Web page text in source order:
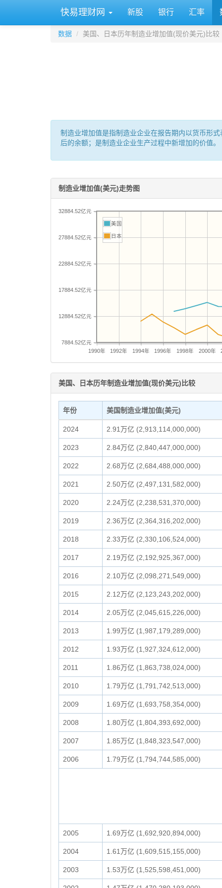
快易理财网 新股 银行 汇率
数据 美国、日本历年制造业增加值(现价美元)比较
制造业增加值是指制造业企业在报告期内以货币形
后的余额；是制造业企业生产过程中新增加的价值。
制造业增加值(美元)走势图
1990年 1992年 1994年 1996年 1998年 2000年
7884.52亿元
12884.52亿元
17884.52亿元
22884.52亿元
27884.52亿元
32884.52亿元
美国
日本
美国、日本历年制造业增加值(现价美元)比较
年份 美国制造业增加值(美元)
2024 2.91万亿 (2,913,114,000,000)
2023 2.84万亿 (2,840,447,000,000)
2022 2.68万亿 (2,684,488,000,000)
2021 2.50万亿 (2,497,131,582,000)
2020 2.24万亿 (2,238,531,370,000)
2019 2.36万亿 (2,364,316,202,000)
2018 2.33万亿 (2,330,106,524,000)
2017 2.19万亿 (2,192,925,367,000)
2016 2.10万亿 (2,098,271,549,000)
2015 2.12万亿 (2,123,243,202,000)
2014 2.05万亿 (2,045,615,226,000)
2013 1.99万亿 (1,987,179,289,000)
2012 1.93万亿 (1,927,324,612,000)
2011 1.86万亿 (1,863,738,024,000)
2010 1.79万亿 (1,791,742,513,000)
2009 1.69万亿 (1,693,758,354,000)
2008 1.80万亿 (1,804,393,692,000)
2007 1.85万亿 (1,848,323,547,000)
2006 1.79万亿 (1,794,744,585,000)
2005 1.69万亿 (1,692,920,894,000)
2004 1.61万亿 (1,609,515,155,000)
2003 1.53万亿 (1,525,598,451,000)